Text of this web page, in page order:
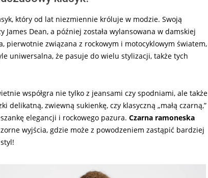
który od lat niezmiennie króluje w modzie. Swoją
Dean, a później została wylansowana w damskiej
pierwotnie związana z rockowym i motocyklowym światem,
uniwersalna, że pasuje do wielu stylizacji, także tych
współgra nie tylko z jeansami czy spodniami, ale także
zwiewną sukienkę, czy klasyczną „małą czarną,”
elegancji i rockowego pazura. Czarna ramoneska
wyjścia, gdzie może z powodzeniem zastąpić bardziej